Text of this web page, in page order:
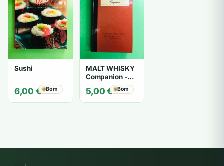
Sushi
6,00 € Bom
MALT WHISKY
Companion -
MICHAEL
JACKSON
5,00€ Bom